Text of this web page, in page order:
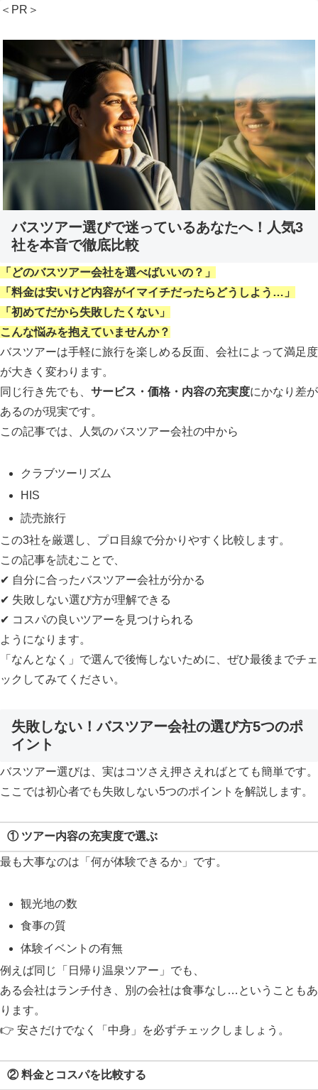
＜PR＞
バスツアー選びで迷っているあなたへ！人気3
社を本音で徹底比較
「どのバスツアー会社を選べばいいの？」
「料金は安いけど内容がイマイチだったらどうしよう…」
「初めてだから失敗したくない」
こんな悩みを抱えていませんか？
バスツアーは手軽に旅行を楽しめる反面、会社によって満足度
が大きく変わります。
同じ行き先でも、 サービス・価格・内容の充実度にかなり差が
あるのが現実です。
この記事では、人気のバスツアー会社の中から
クラブツーリズム
HIS
読売旅行
この3社を厳選し、プロ目線で分かりやすく比較します。
この記事を読むことで、
✔ 自分に合ったバスツアー会社が分かる
✔ 失敗しない選び方が理解できる
✔ コスパの良いツアーを見つけられる
ようになります。
「なんとなく」で選んで後悔しないために、ぜひ最後までチェ
ックしてみてください。
失敗しない！バスツアー会社の選び方5つのポ
イント
バスツアー選びは、実はコツさえ押さえればとても簡単です。
ここでは初心者でも失敗しない5つのポイントを解説します。
① ツアー内容の充実度で選ぶ
最も大事なのは「何が体験できるか」です。
観光地の数
食事の質
体験イベントの有無
例えば同じ「日帰り温泉ツアー」でも、
ある会社はランチ付き、別の会社は食事なし…ということもあ
ります。
👉 安さだけでなく「中身」を必ずチェックしましょう。
② 料金とコスパを比較する